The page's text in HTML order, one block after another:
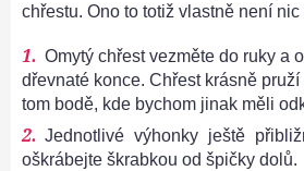
chřestu. Ono to totiž vlastně není
Omytý chřest vezměte do ruky a
dřevnaté konce. Chřest krásně
tom bodě, kde bychom jinak měli
Jednotlivé výhonky ještě
oškrábejte škrabkou od špičky dolů.